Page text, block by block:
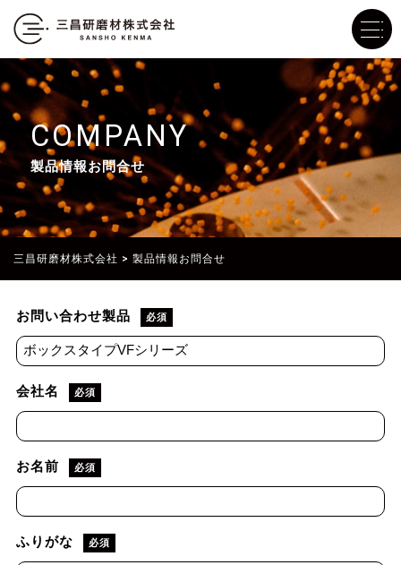
COMPANY
製品情報お問合せ
三昌研磨材株式会社 > 製品情報お問合せ
お問い合わせ製品 必須
会社名 必須
お名前 必須
ふりがな 必須